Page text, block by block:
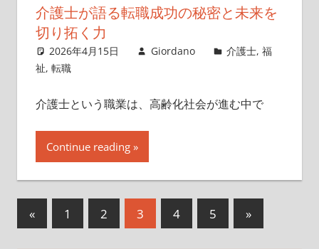
介護士が語る転職成功の秘密と未来を
切り拓く力
2026年4月15日 Giordano 介護士,福
祉, 転職
介護士という職業は、高齢化社会が進む中で
Continue reading
投
«前
の
1 2 3 4 5
次
の
»